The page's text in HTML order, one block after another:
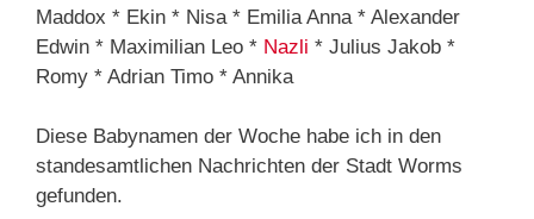
Maddox * Ekin * Nisa * Emilia Anna * Alexander
Edwin * Maximilian Leo * Nazli * Julius Jakob *
Romy * Adrian Timo * Annika
Diese Babynamen der Woche habe ich in den
standesamtlichen Nachrichten der Stadt Worms
gefunden.